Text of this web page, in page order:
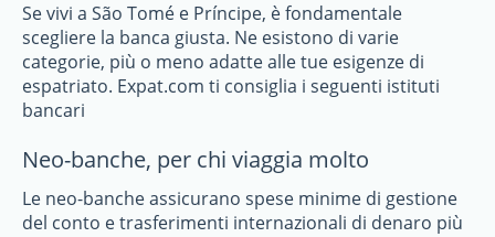
Se vivi a São Tomé e Príncipe, è fondamentale
scegliere la banca giusta. Ne esistono di varie
categorie, più o meno adatte alle tue esigenze di
espatriato. Expat.com ti consiglia i seguenti istituti
bancari
Neo-banche, per chi viaggia molto
Le neo-banche assicurano spese minime di gestione
del conto e trasferimenti internazionali di denaro più